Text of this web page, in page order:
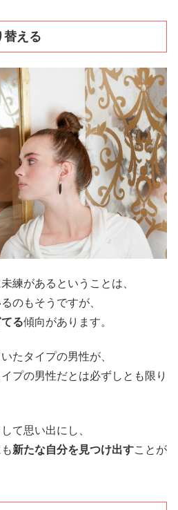
替える
練があるということは、
のもそうですが、
る傾向があります。
たタイプの男性が、
プの男性だとは必ずしとも限り
て思い出にし、
新たな自分を見つけ出すことが